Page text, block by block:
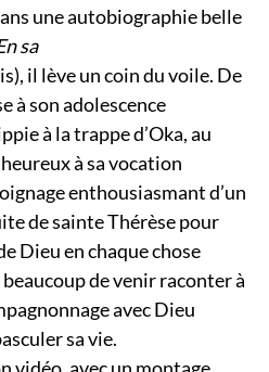
une autobiographie belle
sa
il lève un coin du voile. De
à son adolescence
à la trappe d’Oka, au
à sa vocation
enthousiasmant d’un
de sainte Thérèse pour
Dieu en chaque chose
de venir raconter à
avec Dieu
sa vie.